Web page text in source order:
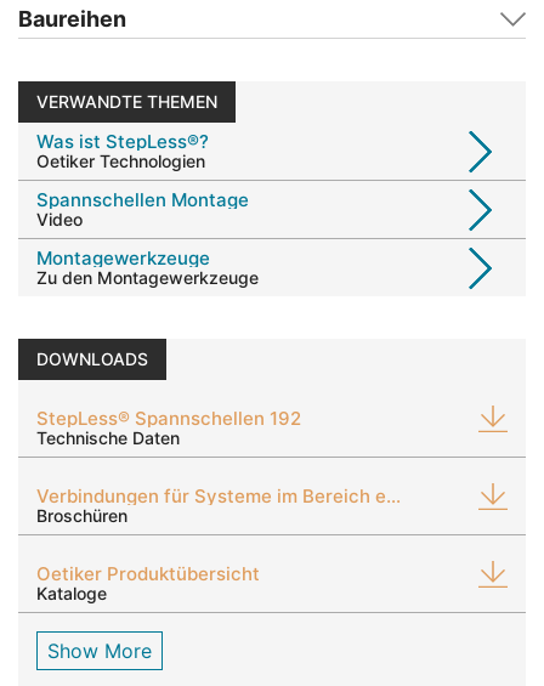
Baureihen
VERWANDTE THEMEN
Was ist StepLess®?
Oetiker Technologien
Spannschellen Montage
Video
Montagewerkzeuge
Zu den Montagewerkzeuge
DOWNLOADS
StepLess® Spannschellen 192
Technische Daten
Verbindungen für Systeme im Bereich eMobilität
Broschüren
Oetiker Produktübersicht
Kataloge
Show More